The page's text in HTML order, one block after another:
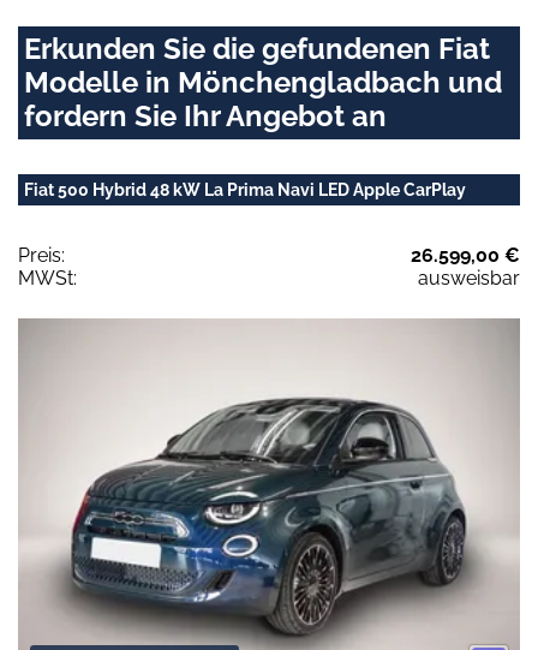
Erkunden Sie die gefundenen Fiat
Modelle in Mönchengladbach und
fordern Sie Ihr Angebot an
Fiat 500 Hybrid 48 kW La Prima Navi LED Apple CarPlay
Preis:
26.599,00 €
MWSt:
ausweisbar